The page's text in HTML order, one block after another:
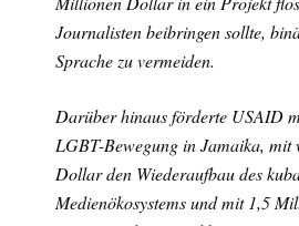
Journalisten beibringen sollte,
Sprache zu vermeiden.
Darüber hinaus förderte USAID
LGBT-Bewegung in Jamaika,
Dollar den Wiederaufbau des
Medienökosystems und mit 1,5